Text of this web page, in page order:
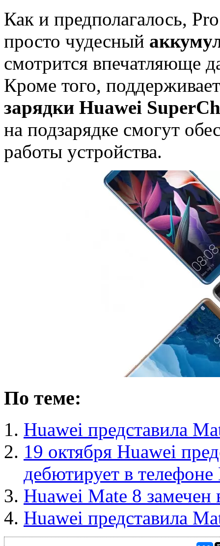
Как и предполагалось,
просто чудесный
смотрится впечатляюще
Кроме того,
зарядки Huawei
на подзарядке смогут
работы устройства.
По теме:
Huawei представила
19 октября Huawei
дебютирует в
Huawei Mate 8
Huawei представила